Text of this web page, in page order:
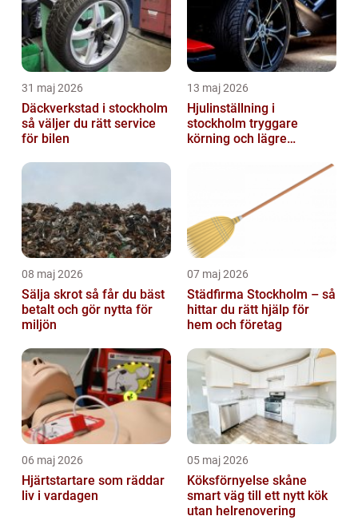
31 maj 2026
Däckverkstad i stockholm
så väljer du rätt service
för bilen
13 maj 2026
Hjulinställning i
stockholm tryggare
körning och lägre
08 maj 2026
Sälja skrot så får du bäst
betalt och gör nytta för
miljön
07 maj 2026
Städfirma Stockholm – så
hittar du rätt hjälp för
hem och företag
06 maj 2026
Hjärtstartare som räddar
liv i vardagen
05 maj 2026
Köksförnyelse skåne
smart väg till ett nytt kök
utan helrenovering